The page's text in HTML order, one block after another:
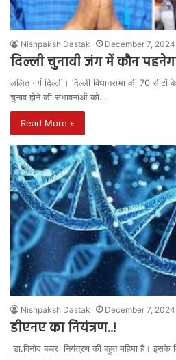
Nishpaksh Dastak December 7, 2024
दिल्ली चुनावी जंग में कौन
ललित गर्ग दिल्ली। दिल्ली विधानसभा की 70
चुनाव होने की संभावनाओं को…
Read More »
Nishpaksh Dastak December 7, 2024
डीएनए का नियंत्रण..!
डा.विनोद बब्बर नियंत्रण की बहुत महिमा है।